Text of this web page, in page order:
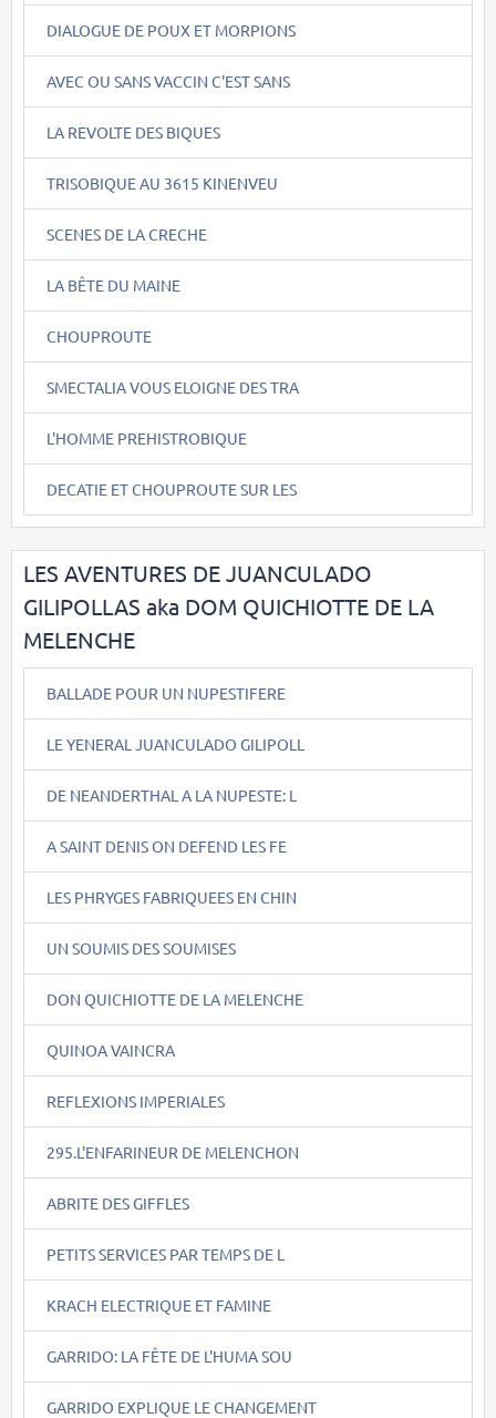
DIALOGUE DE POUX ET MORPIONS
AVEC OU SANS VACCIN C'EST SANS
LA REVOLTE DES BIQUES
TRISOBIQUE AU 3615 KINENVEU
SCENES DE LA CRECHE
LA BÊTE DU MAINE
CHOUPROUTE
SMECTALIA VOUS ELOIGNE DES TRA
L'HOMME PREHISTROBIQUE
DECATIE ET CHOUPROUTE SUR LES
LES AVENTURES DE JUANCULADO
GILIPOLLAS aka DOM QUICHIOTTE DE LA
MELENCHE
BALLADE POUR UN NUPESTIFERE
LE YENERAL JUANCULADO GILIPOLL
DE NEANDERTHAL A LA NUPESTE: L
A SAINT DENIS ON DEFEND LES FE
LES PHRYGES FABRIQUEES EN CHIN
UN SOUMIS DES SOUMISES
DON QUICHIOTTE DE LA MELENCHE
QUINOA VAINCRA
REFLEXIONS IMPERIALES
295.L'ENFARINEUR DE MELENCHON
ABRITE DES GIFFLES
PETITS SERVICES PAR TEMPS DE L
KRACH ELECTRIQUE ET FAMINE
GARRIDO: LA FÊTE DE L'HUMA SOU
GARRIDO EXPLIQUE LE CHANGEMENT